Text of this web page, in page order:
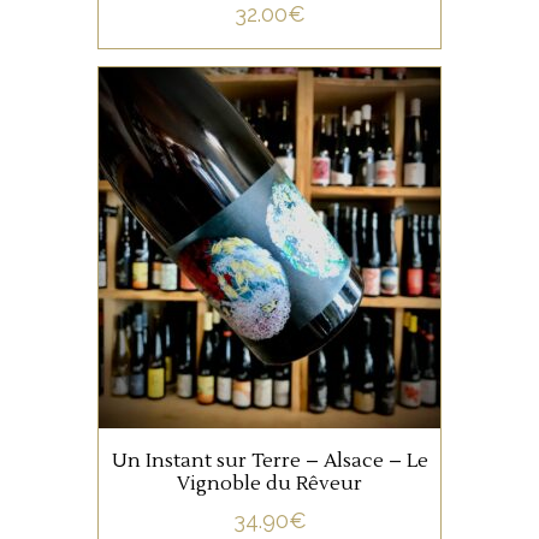
hésiter à aérer légèrement.
pour rester local, une palette
à la diable, ou encore des
poissons légèrement crémés
fonctionneront à merveille.
32.00€
ALSACE
Une belle macération de 6
mois en Amphore, possèdant
une complexité envoutante,
et une grande longueur.
AJOUTER AU PANIER
Un Instant sur Terre – Alsace – Le
Vignoble du Rêveur
34.90€